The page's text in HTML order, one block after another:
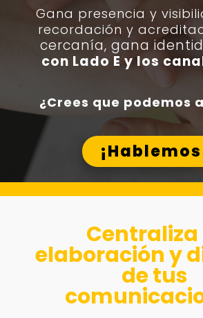
Gana presencia y
recordación y
cercanía, gana
con Lado E y los
¿Crees que podemos
Centraliza
elaboración y
de tus